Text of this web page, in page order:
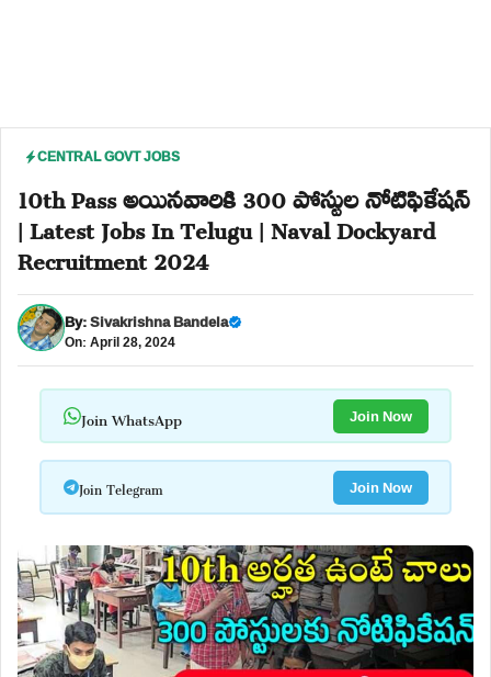
CENTRAL GOVT JOBS
10th Pass అయినవారికి 300 పోస్టుల నోటిఫికేషన్
| Latest Jobs In Telugu | Naval Dockyard
Recruitment 2024
By:Sivakrishna Bandela
On: April 28, 2024
Join WhatsApp Join Now
Join Telegram Join Now